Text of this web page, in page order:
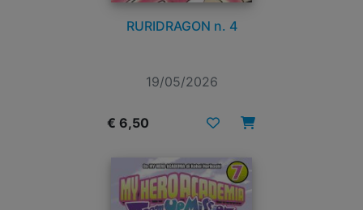
RURIDRAGON n. 4
19/05/2026
€ 6,50